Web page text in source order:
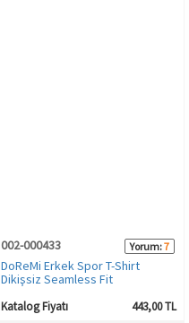
002-000433 Yorum:7
DoReMi Erkek Spor T-Shirt
Dikişsiz Seamless Fit
Katalog Fiyatı 443,00 TL